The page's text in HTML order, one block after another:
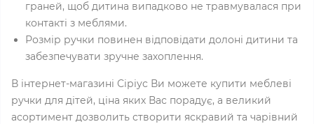
граней, щоб дитина випадково не травмувалася при
контакті з меблями.
Розмір ручки повинен відповідати долоні дитини та
забезпечувати зручне захоплення.
В інтернет-магазині Сіріус Ви можете купити меблеві
ручки для дітей, ціна яких Вас порадує, а великий
асортимент дозволить створити яскравий та чарівний